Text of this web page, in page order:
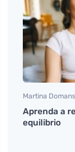
Martina
Aprenda a
equilibrio